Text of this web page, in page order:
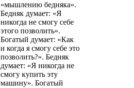
«мышлению бедняка».
Бедняк думает: «Я
никогда не смогу себе
этого позволить».
Богатый думает: «Как
и когда я смогу себе это
позволить?». Бедняк
думает: «Я никогда не
смогу купить эту
машину». Богатый